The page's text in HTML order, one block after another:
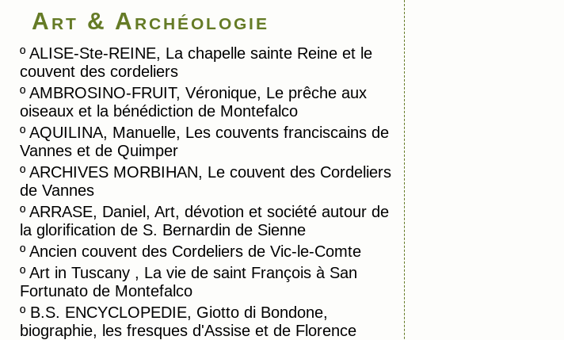
Art & Archéologie
º ALISE-Ste-REINE, La chapelle sainte Reine et le
couvent des cordeliers
º AMBROSINO-FRUIT, Véronique, Le prêche aux
oiseaux et la bénédiction de Montefalco
º AQUILINA, Manuelle, Les couvents franciscains de
Vannes et de Quimper
º ARCHIVES MORBIHAN, Le couvent des Cordeliers
de Vannes
º ARRASE, Daniel, Art, dévotion et société autour de
la glorification de S. Bernardin de Sienne
º Ancien couvent des Cordeliers de Vic-le-Comte
º Art in Tuscany , La vie de saint François à San
Fortunato de Montefalco
º B.S. ENCYCLOPEDIE, Giotto di Bondone,
biographie, les fresques d'Assise et de Florence